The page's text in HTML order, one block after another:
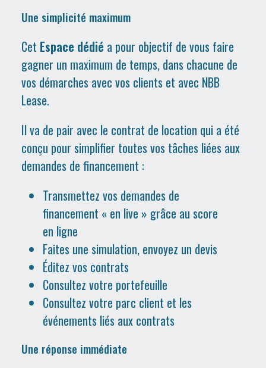
Une simplicité maximum
Cet Espace dédié a pour objectif de vous faire
gagner un maximum de temps, dans chacune de
vos démarches avec vos clients et avec NBB
Lease.
Il va de pair avec le contrat de location qui a été
conçu pour simplifier toutes vos tâches liées aux
demandes de financement :
Transmettez vos demandes de
financement « en live » grâce au score
en ligne
Faites une simulation, envoyez un devis
Éditez vos contrats
Consultez votre portefeuille
Consultez votre parc client et les
événements liés aux contrats
Une réponse immédiate